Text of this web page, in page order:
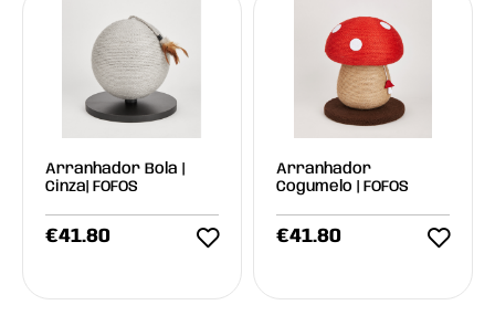
Arranhador Bola |
Cinza| FOFOS
€41.80
Arranhador
Cogumelo | FOFOS
€41.80